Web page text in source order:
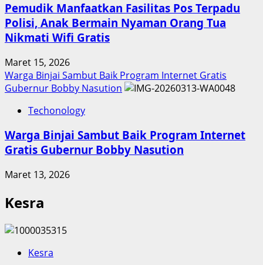
Pemudik Manfaatkan Fasilitas Pos Terpadu
Polisi, Anak Bermain Nyaman Orang Tua
Nikmati Wifi Gratis
Maret 15, 2026
Warga Binjai Sambut Baik Program Internet Gratis
Gubernur Bobby Nasution
Techonology
Warga Binjai Sambut Baik Program Internet
Gratis Gubernur Bobby Nasution
Maret 13, 2026
Kesra
Kesra